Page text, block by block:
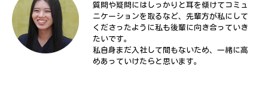
質問や疑問にはしっかりと耳を傾けてコミュ
ニケーションを取るなど、先輩方が私にして
くださったように私も後輩に向き合っていき
たいです。
私自身まだ入社して間もないため、一緒に高
めあっていけたらと思います。